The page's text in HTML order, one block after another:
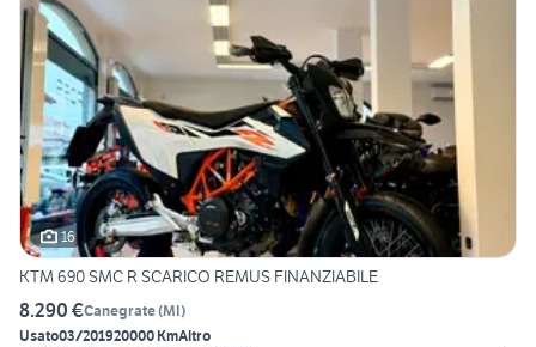
16
KTM 690 SMC R SCARICO REMUS FINANZIABILE
8.290 €Canegrate(MI)
Usato03/201920000 KmAltro